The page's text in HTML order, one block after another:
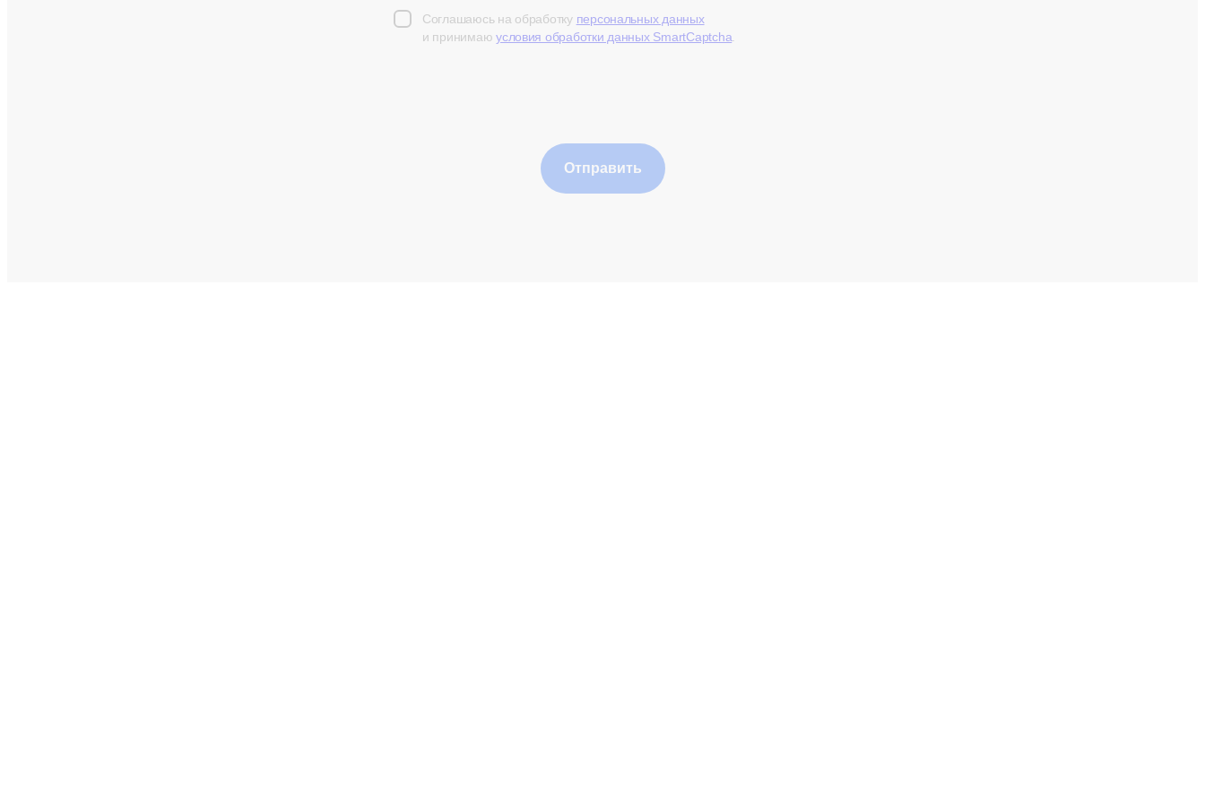
Соглашаюсь на обработку персональных данных
и принимаю условия обработки данных SmartCaptcha
Отправить